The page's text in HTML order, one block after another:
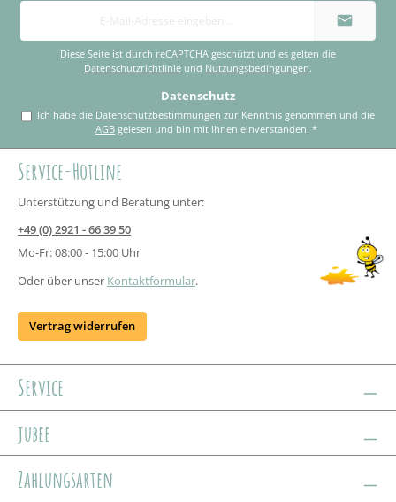
E-
Adresse
Diese Seite ist durch reCAPTCHA geschützt und es gelten die
Datenschutzrichtlinie und Nutzungsbedingungen.
Datenschutz
Ich habe die Datenschutzbestimmungen
AGB gelesen und bin mit ihnen einverstanden.*
Service-Hotline
Unterstützung und Beratung unter:
+49 (0) 2921 - 66 39 50
Mo-Fr: 08:00 - 15:00 Uhr
Oder über unser Kontaktformular.
Vertrag widerrufen
Service
jubee
Zahlungsarten